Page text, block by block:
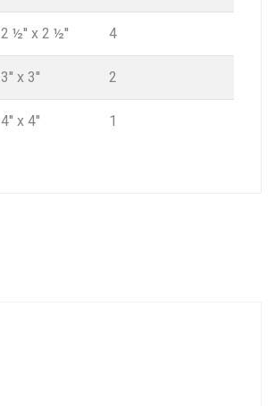
2 ½'' x 2 ½'' 4
3'' x 3'' 2
4'' x 4'' 1